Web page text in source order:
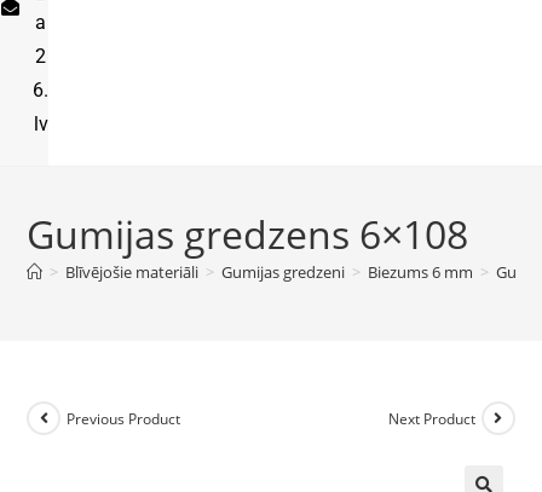
a
2
6.
lv
Gumijas gredzens 6×108
> Blīvējošie materiāli > Gumijas gredzeni > Biezums 6 mm >
Previous Product Next Product